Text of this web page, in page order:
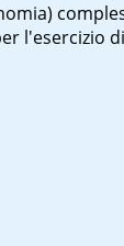
l'esercizio